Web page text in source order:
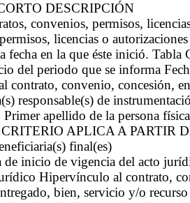
DESCRIPCIÓN
convenios, permisos,
licencias o
fecha en la que éste inició. Tabla
del periodo que se informa
contrato, convenio, concesión,
responsable(s) de
apellido de la persona
APLICA A PARTIR
final(es)
inicio de vigencia del acto
Hipervínculo al contrato,
bien, servicio y/o